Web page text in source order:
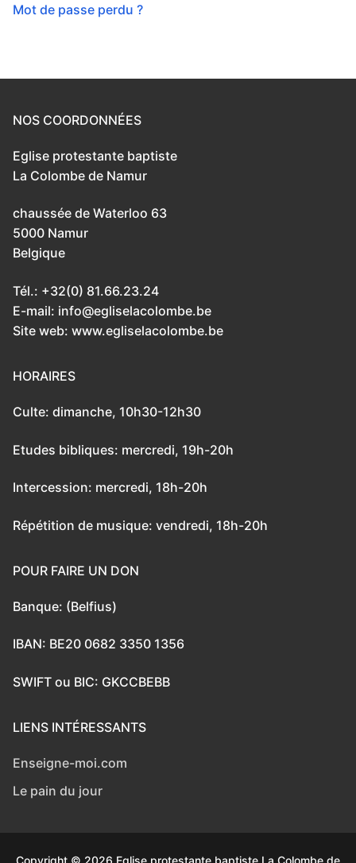
Mot de passe perdu ?
NOS COORDONNÉES
Eglise protestante baptiste
La Colombe de Namur
chaussée de Waterloo 63
5000 Namur
Belgique
Tél.: +32(0) 81.66.23.24
E-mail: info@egliselacolombe.be
Site web: www.egliselacolombe.be
HORAIRES
Culte: dimanche, 10h30-12h30
Etudes bibliques: mercredi, 19h-20h
Intercession: mercredi, 18h-20h
Répétition de musique: vendredi, 18h-20h
POUR FAIRE UN DON
Banque: (Belfius)
IBAN: BE20 0682 3350 1356
SWIFT ou BIC: GKCCBEBB
LIENS INTÉRESSANTS
Enseigne-moi.com
Le pain du jour
Copyright © 2026 Eglise protestante baptiste La Colombe de